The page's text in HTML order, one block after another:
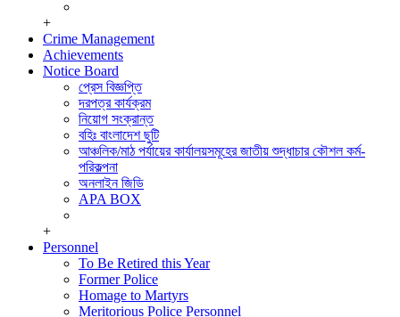
+
Crime Management
Achievements
Notice Board
প্রেস বিজ্ঞপ্তি
দরপত্র কার্যক্রম
নিয়োগ সংক্রান্ত
বহিঃ বাংলাদেশ ছুটি
আঞ্চলিক/মাঠ পর্যায়ের কার্যালয়সমূহের জাতীয় শুদ্ধাচার কৌশল কর্ম-
পরিকল্পনা
অনলাইন জিডি
APA BOX
+
Personnel
To Be Retired this Year
Former Police
Homage to Martyrs
Meritorious Police Personnel